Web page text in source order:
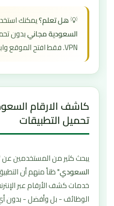
💡هل تعلم؟يمكنك
السعودية مجانيبدون
VPN. فقط افتح الموقع وابحث فوراً!
كاشف الارقام
تحميل التطبيقات
يبحث كثير من المستخدمين
السعودي" ظناً منهم أن
خدمات كشف الأرقام عبر
الوظائف - بل وأفضل - بدون